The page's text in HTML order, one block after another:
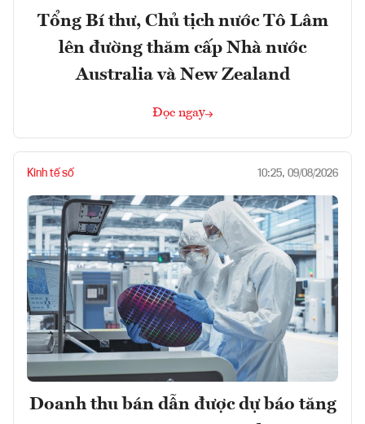
Tổng Bí thư, Chủ tịch nước Tô Lâm
lên đường thăm cấp Nhà nước
Australia và New Zealand
Đọc ngay
Kinh tế số 10:25, 09/08/2026
Doanh thu bán dẫn được dự báo tăng